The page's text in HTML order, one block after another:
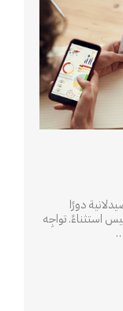
دورًا
استثناءً. تواجِه